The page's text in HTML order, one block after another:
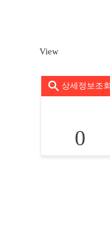
View
상세정보조회
0